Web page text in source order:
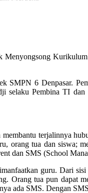
Menyongsong
SMPN 6 Denpasar.
selaku Pembina TI
terjalinnya
orang tua dan siswa;
dan SMS (School
guru. Dari sisi
Orang tua pun dapat
ada SMS. Dengan